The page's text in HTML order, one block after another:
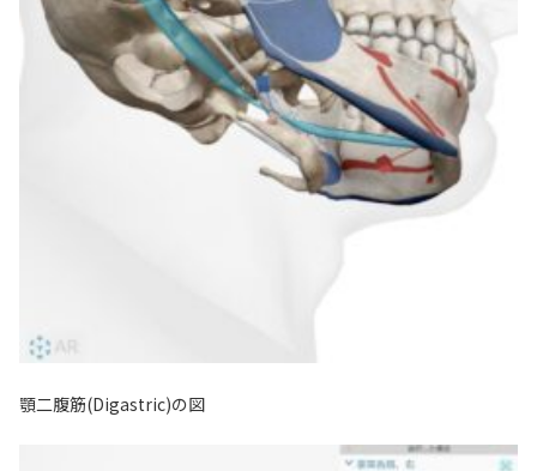
顎二腹筋(Digastric)の図